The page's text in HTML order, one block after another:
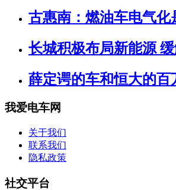
古惠南：燃油车电气化
长城积极布局新能源
薛定谔的车和恒大的百
我爱电车网
关于我们
联系我们
隐私政策
社交平台